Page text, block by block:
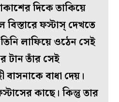
দিকে তাকিয়ে
বিস্তারে ফস্টাস্‌ দেখতে
লাফিয়ে ওঠেন সেই
টান তাঁর সেই
বাসনাকে বাধা দেয়।
কাছে। কিন্তু তার